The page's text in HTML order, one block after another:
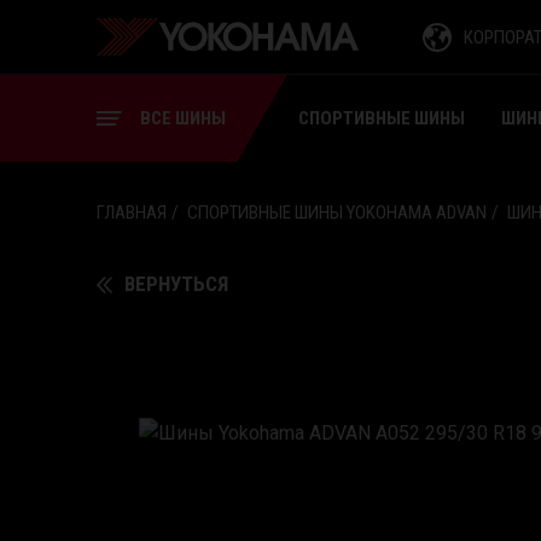
ВСЕ ШИНЫ СПОРТИВНЫЕ ШИНЫ
СПОРТИВНЫЕ ШИНЫ
ШИНЫ ДЛЯ ВИЛОЧНЫХ
ГЛАВНАЯ СПОРТИВНЫЕ ШИНЫ YOKOHAMA ADVAN
ВЕРНУТЬСЯ